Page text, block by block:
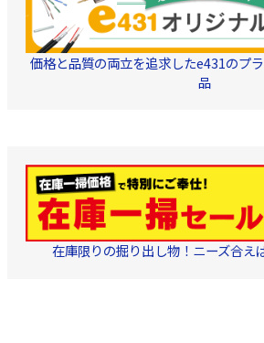
価格と品質の両立を追求したe431のプ
品
在庫限りの掘り出し物！ニーズ合え